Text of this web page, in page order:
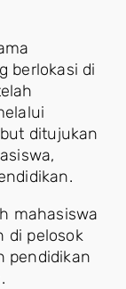
berlokasi di
ditujukan
mahasiswa
di pelosok
pendidikan